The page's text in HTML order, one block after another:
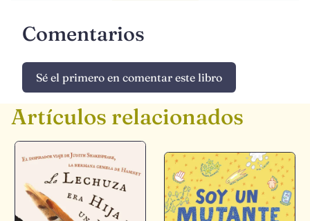
Comentarios
Sé el primero en comentar este libro
Artículos relacionados